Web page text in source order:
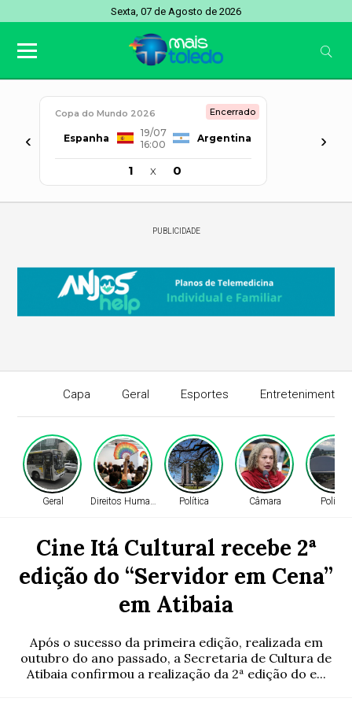
Sexta, 07 de Agosto de 2026
‹
Copa do Mundo 2026 Encerrado
Espanha
19/07
16:00
Argentina
1 x 0
›
PUBLICIDADE
Capa Geral Esportes Entretenimento
Geral Direitos Humanos Política Câmara Política
Cine Itá Cultural recebe 2ª
edição do “Servidor em Cena”
em Atibaia
Após o sucesso da primeira edição, realizada em
outubro do ano passado, a Secretaria de Cultura de
Atibaia confirmou a realização da 2ª edição do e...